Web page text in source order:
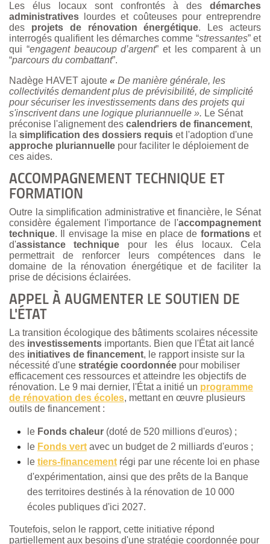
Les élus locaux sont confrontés à des démarches
administratives
lourdes et coûteuses pour entreprendre
des projets de rénovation énergétique. Les acteurs
interrogés qualifient les démarches comme “stressantes” et
qui “engagent beaucoup d’argent” et les comparent à un
“parcours du combattant”.
Nadège HAVET ajoute « De manière générale, les
collectivités demandent plus de prévisibilité, de simplicité
pour sécuriser les investissements dans des projets qui
s'inscrivent dans une logique pluriannuelle ». Le Sénat
préconise l'alignement des calendriers de financement,
la simplification des dossiers requis et l'adoption d'une
approche pluriannuelle pour faciliter le déploiement de
ces aides.
ACCOMPAGNEMENT TECHNIQUE ET
FORMATION
Outre la simplification administrative et financière, le Sénat
considère également l'importance de l'accompagnement
technique. Il envisage la mise en place de formationset
d'assistance technique pour les élus locaux. Cela
permettrait de renforcer leurs compétences dans le
domaine de la rénovation énergétique et de faciliter la
prise de décisions éclairées.
APPEL À AUGMENTER LE SOUTIEN DE
L'ÉTAT
La transition écologique des bâtiments scolaires nécessite
des investissements importants. Bien que l'État ait lancé
des initiatives de financement, le rapport insiste sur la
nécessité d'une stratégie coordonnée pour mobiliser
efficacement ces ressources et atteindre les objectifs de
rénovation. Le 9 mai dernier, l'État a initié un programme
de rénovation des écoles, mettant en œuvre plusieurs
outils de financement :
le Fonds chaleur (doté de 520 millions d'euros) ;
le Fonds vert avec un budget de 2 milliards d'euros ;
le tiers-financement régi par une récente loi en phase
d'expérimentation, ainsi que des prêts de la Banque
des territoires destinés à la rénovation de 10 000
écoles publiques d'ici 2027.
Toutefois, selon le rapport, cette initiative répond
partiellement aux besoins d'une stratégie coordonnée pour